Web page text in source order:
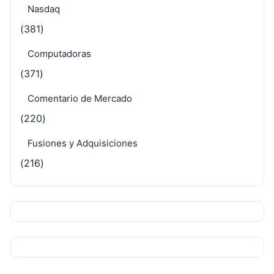
Nasdaq
(381)
Computadoras
(371)
Comentario de Mercado
(220)
Fusiones y Adquisiciones
(216)